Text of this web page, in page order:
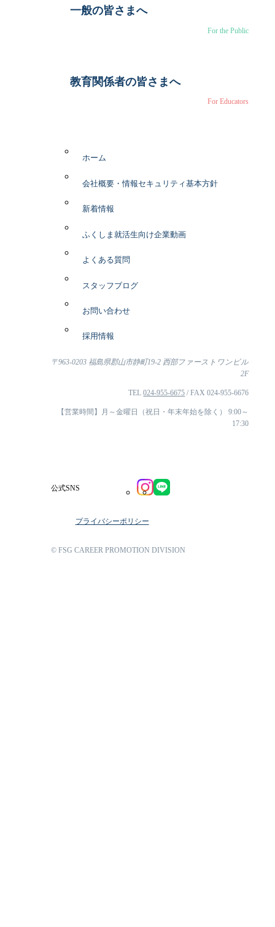
一般の皆さまへ
For the Public
教育関係者の皆さまへ
For Educators
ホーム
会社概要・情報セキュリティ基本方針
新着情報
ふくしま就活生向け企業動画
よくある質問
スタッフブログ
お問い合わせ
採用情報
〒963-0203 福島県郡山市静町19-2 西部ファーストワンビル
2F
TEL024-955-6675 / FAX 024-955-6676
【営業時間】月～金曜日（祝日・年末年始を除く） 9:00～
17:30
公式SNS
プライバシーポリシー
© FSG CAREER PROMOTION DIVISION